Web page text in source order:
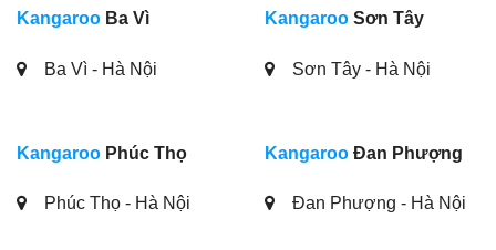
Kangaroo Ba Vì
Ba Vì - Hà Nội
Kangaroo Sơn Tây
Sơn Tây - Hà Nội
Kangaroo Phúc Thọ
Phúc Thọ - Hà Nội
Kangaroo Đan Phượng
Đan Phượng - Hà Nội